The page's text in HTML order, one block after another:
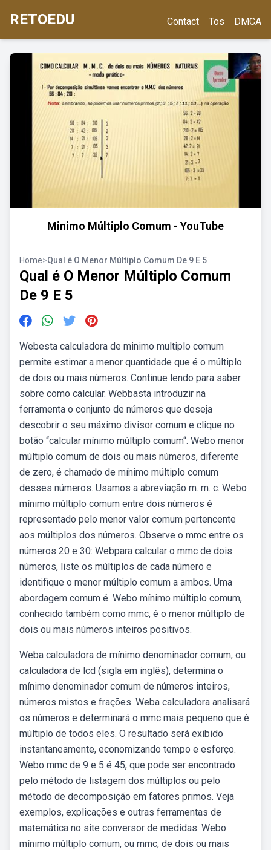
RETOEDU Contact Tos DMCA
Minimo Múltiplo Comum - YouTube
Home>Qual é O Menor Múltiplo Comum De 9 E 5
Qual é O Menor Múltiplo Comum
De 9 E 5
Webesta calculadora de minimo multiplo comum
permite estimar a menor quantidade que é o múltiplo
de dois ou mais números. Continue lendo para saber
sobre como calcular. Webbasta introduzir na
ferramenta o conjunto de números que deseja
descobrir o seu máximo divisor comum e clique no
botão “calcular mínimo múltiplo comum“. Webo menor
múltiplo comum de dois ou mais números, diferente
de zero, é chamado de mínimo múltiplo comum
desses números. Usamos a abreviação m. m. c. Webo
mínimo múltiplo comum entre dois números é
representado pelo menor valor comum pertencente
aos múltiplos dos números. Observe o mmc entre os
números 20 e 30: Webpara calcular o mmc de dois
números, liste os múltiplos de cada número e
identifique o menor múltiplo comum a ambos. Uma
abordagem comum é. Webo mínimo múltiplo comum,
conhecido também como mmc, é o menor múltiplo de
dois ou mais números inteiros positivos.
Weba calculadora de mínimo denominador comum, ou
calculadora de lcd (sigla em inglês), determina o
mínimo denominador comum de números inteiros,
números mistos e frações. Weba calculadora analisará
os números e determinará o mmc mais pequeno que é
múltiplo de todos eles. O resultado será exibido
instantaneamente, economizando tempo e esforço.
Webo mmc de 9 e 5 é 45, que pode ser encontrado
pelo método de listagem dos múltiplos ou pelo
método de decomposição em fatores primos. Veja
exemplos, explicações e outras ferramentas de
matemática no site conversor de medidas. Webo
mínimo múltiplo comum, ou mmc, de dois ou mais